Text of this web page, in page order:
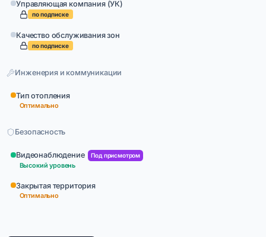
Управляющая компания (УК)
по подписке
Качество обслуживания зон
по подписке
Инженерия и коммуникации
Тип отопления
Оптимально
Безопасность
Видеонаблюдение Под присмотром
Высокий уровень
Закрытая территория
Оптимально